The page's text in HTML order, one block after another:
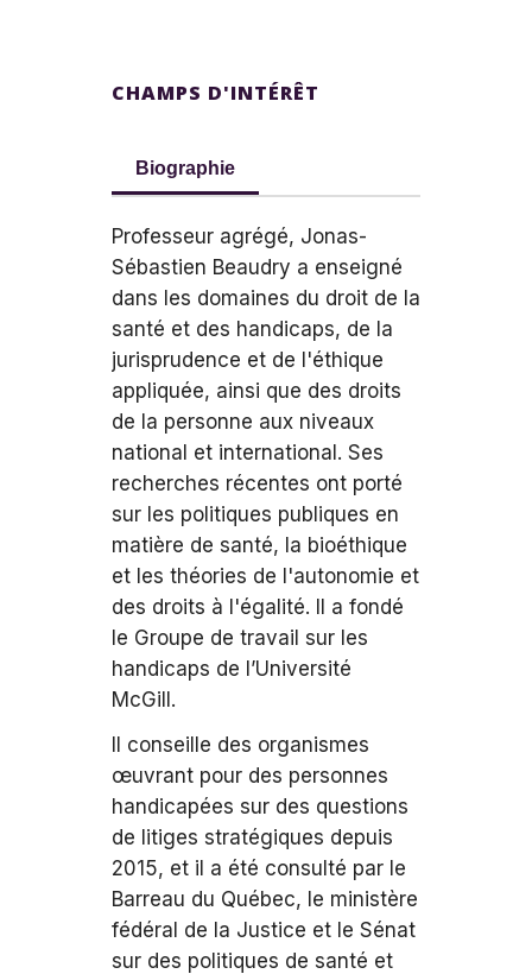
CHAMPS D'INTÉRÊT
Biographie
Professeur agrégé, Jonas-
Sébastien Beaudry a enseigné
dans les domaines du droit de la
santé et des handicaps, de la
jurisprudence et de l'éthique
appliquée, ainsi que des droits
de la personne aux niveaux
national et international. Ses
recherches récentes ont porté
sur les politiques publiques en
matière de santé, la bioéthique
et les théories de l'autonomie et
des droits à l'égalité. Il a fondé
le Groupe de travail sur les
handicaps de l’Université
McGill.
Il conseille des organismes
œuvrant pour des personnes
handicapées sur des questions
de litiges stratégiques depuis
2015, et il a été consulté par le
Barreau du Québec, le ministère
fédéral de la Justice et le Sénat
sur des politiques de santé et